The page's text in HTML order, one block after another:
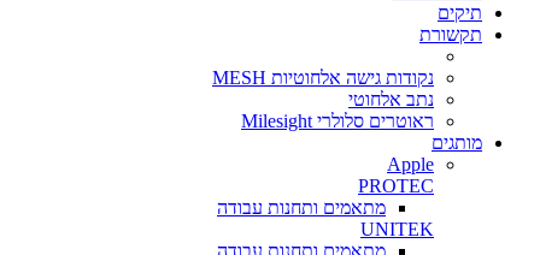
תיקים
תקשורת
נקודות גישה אלחוטיות MESH
נתב אלחוטי
ראוטרים סלולרי Milesight
מותגים
Apple
PROTEC
מתאמים ותחנות עבודה
UNITEK
מתאמים ותחנות עבודה